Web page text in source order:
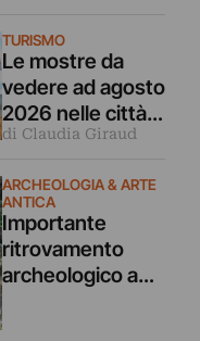
in mostra a
Roma
TURISMO
Le mostre da
vedere ad agosto
2026 nelle città
d’arte europee
di Claudia Giraud
ARCHEOLOGIA & ARTE
ANTICA
Importante
ritrovamento
archeologico a
Roma: mosaici e
affreschi